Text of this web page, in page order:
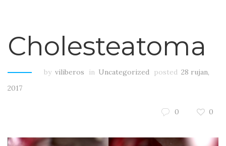
Cholesteatoma
by viliberos in Uncategorized posted 28 rujan,
2017
0 0